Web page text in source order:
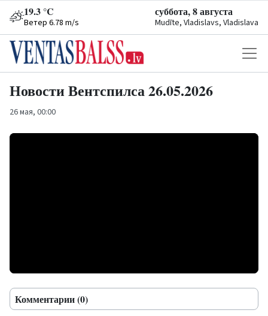
19.3 °C
Ветер 6.78 m/s
суббота, 8 августа
Mudīte, Vladislavs, Vladislava
Новости Вентспилса 26.05.2026
26 мая, 00:00
Комментарии (0)